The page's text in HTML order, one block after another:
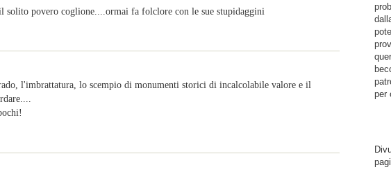
il solito povero coglione....ormai fa folclore con le sue stupidaggini
l'imbrattatura, lo scempio di monumenti storici di incalcolabile valore e il
per